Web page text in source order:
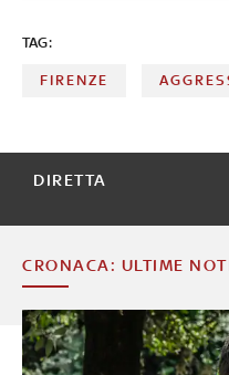
TAG:
FIRENZE
DIRETTA
CRONACA: ULTIME